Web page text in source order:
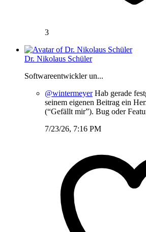
3
Dr. Nikolaus Schüler
Softwareentwickler un...
@wintermeyerHab gerade
seinem eigenen Beitrag ein
(“Gefällt mir”). Bug oder
7/23/26, 7:16 PM